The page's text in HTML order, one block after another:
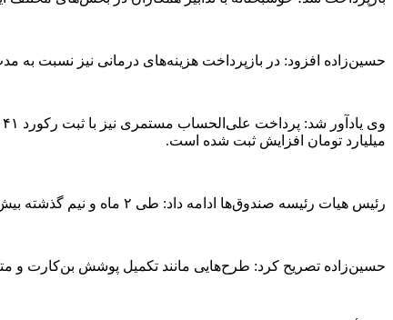
حسین‌زاده افزود: در بازپرداخت هزینه‌های درمانی نیز نسبت به مدت مشابه پارسال بیش
میلیارد تومان افزایش ثبت شده است.
رئیس هیات رئیسه صندوق‌ها ادامه داد: طی ۲ ماه و نیم گذشته بیش از ۱۱ هزار فقره انواع وام قرض‌الحسنه به بازنشستگان و بازماندگان به مبلغ ۵۰۰ میلیارد تومان پرداخت شده است.
حسین‌زاده تصریح کرد: طرح‌هایی مانند تکمیل پوشش بن‌کارت و